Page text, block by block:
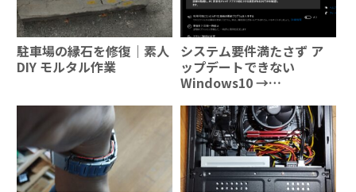
駐車場の縁石を修復｜素人
DIY モルタル作業
システム要件満たさず ア
ップデートできない
Windows10 →
きた手順